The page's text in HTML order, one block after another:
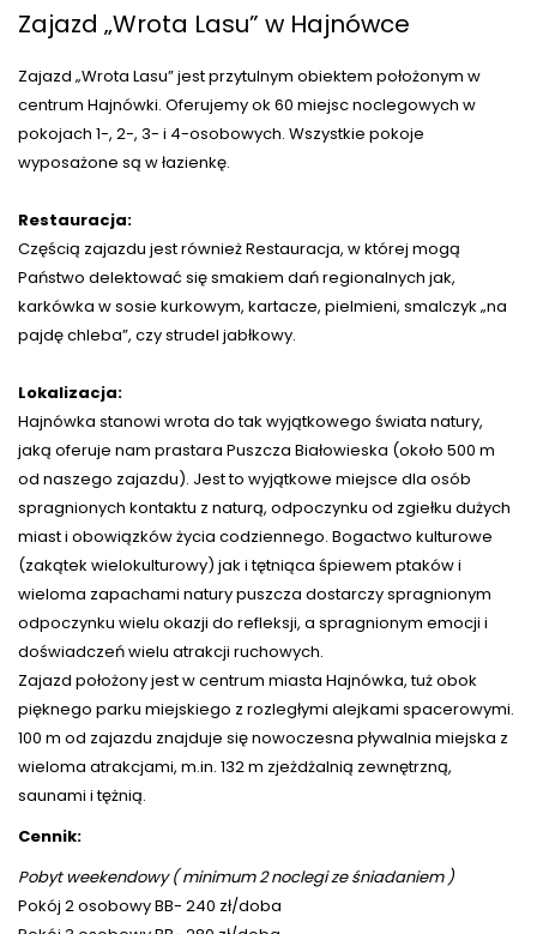
Zajazd „Wrota Lasu” w Hajnówce
Zajazd „Wrota Lasu” jest przytulnym obiektem położonym w
centrum Hajnówki. Oferujemy ok 60 miejsc noclegowych w
pokojach 1-, 2-, 3- i 4-osobowych. Wszystkie pokoje
wyposażone są w łazienkę.
Restauracja:
Częścią zajazdu jest również Restauracja, w której mogą
Państwo delektować się smakiem dań regionalnych jak,
karkówka w sosie kurkowym, kartacze, pielmieni, smalczyk „na
pajdę chleba”, czy strudel jabłkowy.
Lokalizacja:
Hajnówka stanowi wrota do tak wyjątkowego świata natury,
jaką oferuje nam prastara Puszcza Białowieska (około 500 m
od naszego zajazdu). Jest to wyjątkowe miejsce dla osób
spragnionych kontaktu z naturą, odpoczynku od zgiełku dużych
miast i obowiązków życia codziennego. Bogactwo kulturowe
(zakątek wielokulturowy) jak i tętniąca śpiewem ptaków i
wieloma zapachami natury puszcza dostarczy spragnionym
odpoczynku wielu okazji do refleksji, a spragnionym emocji i
doświadczeń wielu atrakcji ruchowych.
Zajazd położony jest w centrum miasta Hajnówka, tuż obok
pięknego parku miejskiego z rozległymi alejkami spacerowymi.
100 m od zajazdu znajduje się nowoczesna pływalnia miejska z
wieloma atrakcjami, m.in. 132 m zjeżdżalnią zewnętrzną,
saunami i tężnią.
Cennik:
Pobyt weekendowy ( minimum 2 noclegi ze śniadaniem )
Pokój 2 osobowy BB- 240 zł/doba